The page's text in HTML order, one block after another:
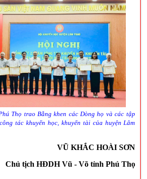
Thọ trao Bằng khen các Dòng họ và các tập
tác khuyến học, khuyến tài của huyện Lâm
VŨ KHẮC HOÀI SƠN
Chủ tịch HĐDH Vũ - Võ tỉnh Phú Thọ